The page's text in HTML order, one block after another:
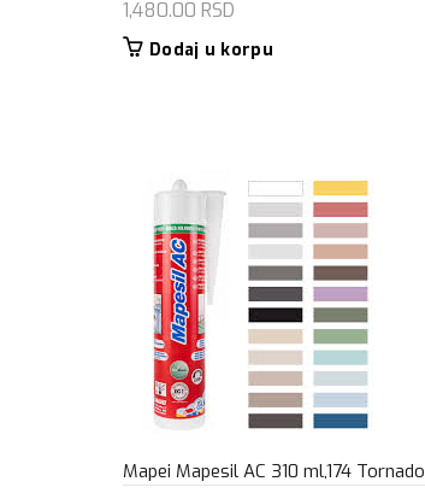
1,480.00 RSD
Dodaj u korpu
Mapei Mapesil AC 310 ml,174 Tornado